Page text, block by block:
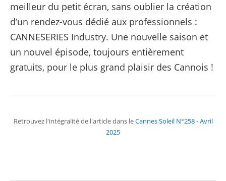
meilleur du petit écran, sans oublier la création
d’un rendez-vous dédié aux professionnels :
CANNESERIES Industry. Une nouvelle saison et
un nouvel épisode, toujours entièrement
gratuits, pour le plus grand plaisir des Cannois !
Retrouvez l'intégralité de l'article dans leCannes Soleil N°258 - Avril
2025